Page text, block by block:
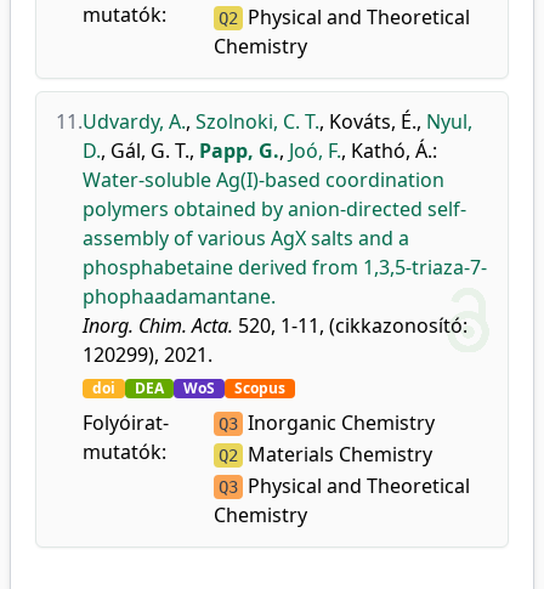
mutatók:
Q2
Physical and Theoretical
Chemistry
11.Udvardy, A., Szolnoki, C. T., Kováts, É., Nyul,
D., Gál, G. T., Papp, G., Joó, F., Kathó, Á.:
Water-soluble Ag(I)-based coordination
polymers obtained by anion-directed self-
assembly of various AgX salts and a
phosphabetaine derived from 1,3,5-triaza-7-
phophaadamantane.
Inorg. Chim. Acta. 520, 1-11, (cikkazonosító:
120299), 2021.
doi DEA WoS Scopus
Folyóirat-
mutatók:
Q3 Inorganic Chemistry
Q2 Materials Chemistry
Q3 Physical and Theoretical
Chemistry